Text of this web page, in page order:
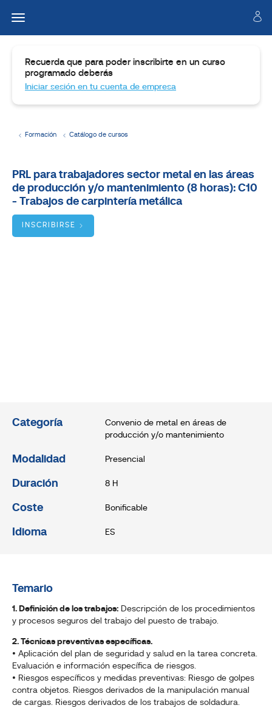
Formación Catálogo de cursos
Dirigido
a
Objetivos
Recuerda que para poder inscribirte en un curso
programado deberás
Iniciar sesión en tu cuenta de empresa
PRL para trabajadores sector metal en las áreas
de producción y/o mantenimiento (8 horas): C10
- Trabajos de carpintería metálica
INSCRIBIRSE
Categoría
Convenio de metal en áreas de
producción y/o mantenimiento
Modalidad Presencial
Duración 8 H
Coste Bonificable
Idioma ES
Temario
1. Definición de los trabajos: Descripción de los procedimientos
y procesos seguros del trabajo del puesto de trabajo.
2. Técnicas preventivas específicas.
• Aplicación del plan de seguridad y salud en la tarea concreta.
Evaluación e información específica de riesgos.
• Riesgos específicos y medidas preventivas: Riesgo de golpes
contra objetos. Riesgos derivados de la manipulación manual
de cargas. Riesgos derivados de los trabajos de soldadura.